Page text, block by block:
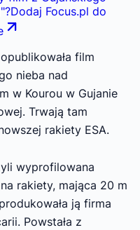
"?Dodaj Focus.pl do
film
nieba nad
w Kourou w Gujanie
Trwają tam
rakiety ESA.
wyprofilowana
rakiety, mająca 20 m
ją firma
Powstała z